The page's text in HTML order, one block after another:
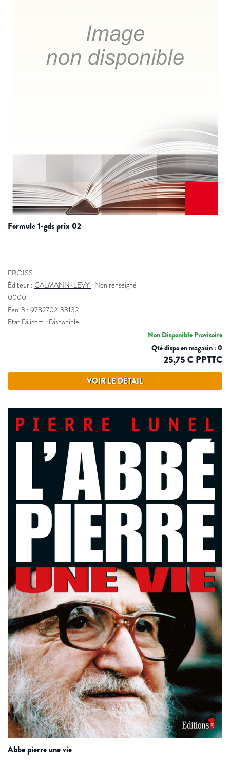
formule 1-gds prix 02
FROISS
Éditeur : CALMANN-LEVY | Non renseigné
0000
Ean13 : 9782702133132
Etat Dilicom : Disponible
Non Disponible Provisoire
Qté dispo en magasin : 0
25,75 € PPTTC
VOIR LE DÉTAIL
abbe pierre une vie